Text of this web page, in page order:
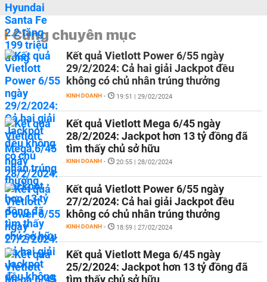
Cùng chuyên mục
Kết quả Vietlott Power 6/55 ngày
29/2/2024: Cả hai giải Jackpot đều
không có chủ nhân trúng thưởng
KINH DOANH - 19:51 | 29/02/2024
Kết quả Vietlott Mega 6/45 ngày
28/2/2024: Jackpot hơn 13 tỷ đồng đã
tìm thấy chủ sở hữu
KINH DOANH - 20:55 | 28/02/2024
Kết quả Vietlott Power 6/55 ngày
27/2/2024: Cả hai giải Jackpot đều
không có chủ nhân trúng thưởng
KINH DOANH - 18:59 | 27/02/2024
Kết quả Vietlott Mega 6/45 ngày
25/2/2024: Jackpot hơn 13 tỷ đồng đã
tìm thấy chủ sở hữu